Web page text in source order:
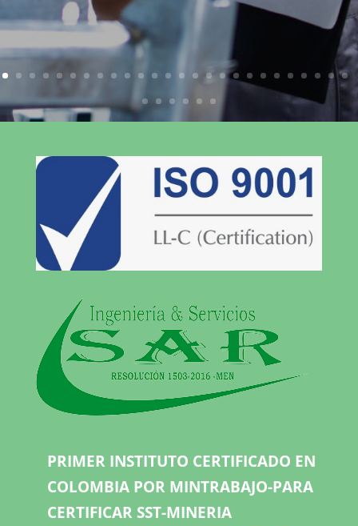
PRIMER INSTITUTO CERTIFICADO EN
COLOMBIA POR MINTRABAJO-PARA
CERTIFICAR SST-MINERIA